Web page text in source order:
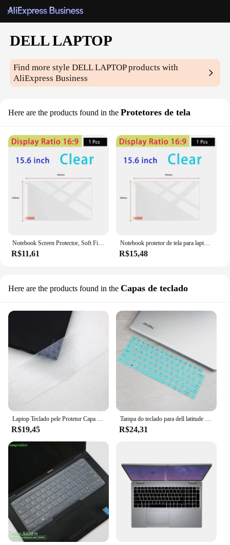
DELL LAPTOP
Find more styleDELL LAPTOPproducts with
AliExpress Business
Here are the products found in the Protetores de tela
Notebook Screen Protector, Soft Film, Display Ratio 16:9, Fit para DELL, ASUS, Samsung, Lenovo, Toshiba Laptop, 15,6"
R$11,61
Notebook protetor de tela para laptop, filme macio, 13,3 polegadas, 14,1 polegadas, 15,6 polegadas, relação de exibição 16:9, DELL, ASUS, Samsung, Lenovo, Toshiba, Tablet
R$15,48
Here are the products found in the Capas de teclado
Laptop Teclado pele Protetor Capa para 2021 15 Novo Dell Inspiron 3000 3501 3502 3505 3593, inspiron 15 5501 5502 5505 5508
R$19,45
Tampa do teclado para dell latitude 7420 7430 5430 5420 5421 5431 7520 p137g, acessórios do portátil, película de proteção
R$24,31